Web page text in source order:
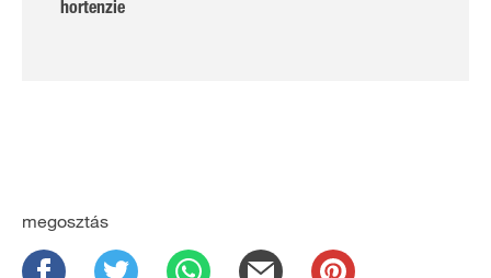
hortenzie
megosztás